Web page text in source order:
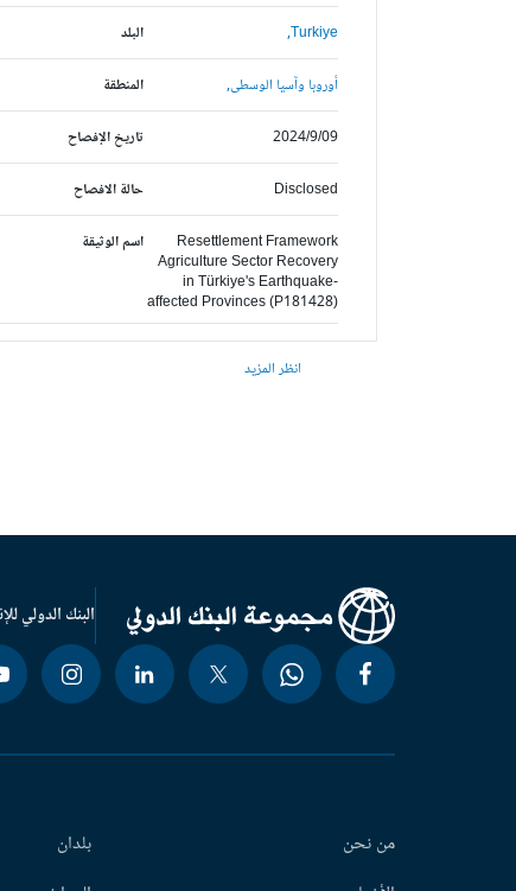
البلد
Turkiye,
المنطقة أوروبا وآسيا الوسطى,
تاريخ الإفصاح 2024/9/09
حالة الافصاح Disclosed
اسم الوثيقة
Resettlement Framework
Agriculture Sector Recovery
in Türkiye's Earthquake-
affected Provinces (P181428)
انظر المزيد
البنك الدولي
من نحن
بلدان